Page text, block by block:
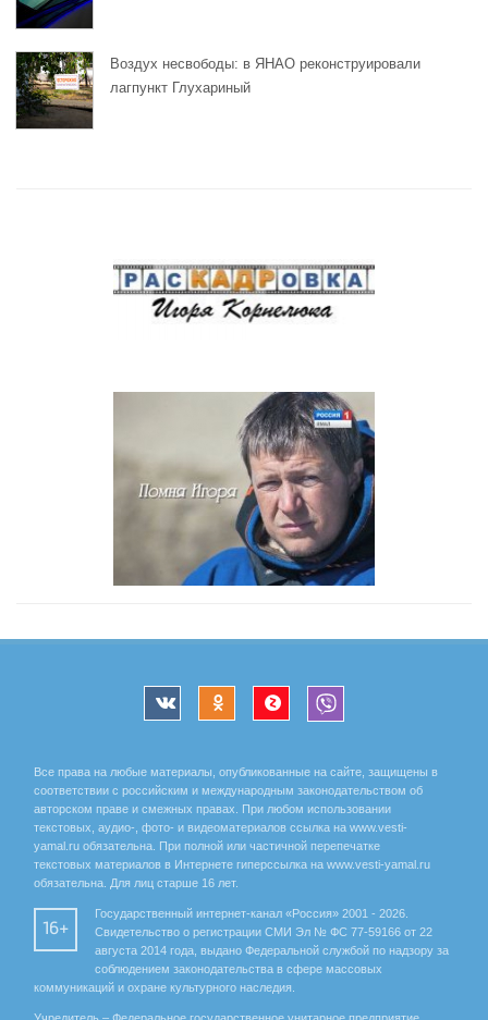
Воздух несвободы: в ЯНАО реконструировали
лагпункт Глухариный
Все права на любые материалы, опубликованные на сайте, защищены в
соответствии с российским и международным законодательством об
авторском праве и смежных правах. При любом использовании
текстовых, аудио-, фото- и видеоматериалов ссылка на www.vesti-
yamal.ru обязательна. При полной или частичной перепечатке
текстовых материалов в Интернете гиперссылка на www.vesti-yamal.ru
обязательна. Для лиц старше 16 лет.
16+
Государственный интернет-канал «Россия» 2001 - 2026.
Свидетельство о регистрации СМИ Эл № ФС 77-59166 от 22
августа 2014 года, выдано Федеральной службой по надзору за
соблюдением законодательства в сфере массовых
коммуникаций и охране культурного наследия.